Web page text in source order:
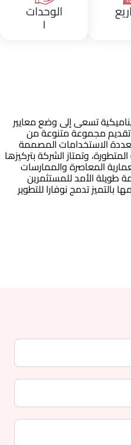
الوحدات
١
تسعى إلى وضع معايير
مجموعة متنوعة من
الاستخدامات المصممة
وتمتاز الشركة بتركيزها
المعاصرة والممارسات
طويلة الأمد للمستثمرين
بالتميز تدمج نوفارا للتطوير